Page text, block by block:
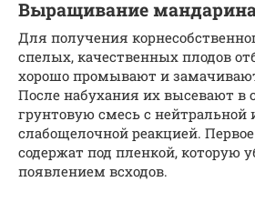
Выращивание
Для получения
спелых, качественных плодов
хорошо промывают и
После набухания их высевают в
грунтовую смесь с нейтральной
слабощелочной реакцией.
содержат под пленкой, которую
появлением всходов.